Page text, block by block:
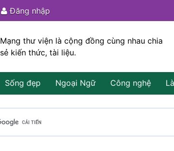
Đăng nhập
Mạng thư viện là cộng đồng cùng nhau chia
sẻ kiến thức, tài liệu.
Sống đẹp Ngoại Ngữ Công nghệ